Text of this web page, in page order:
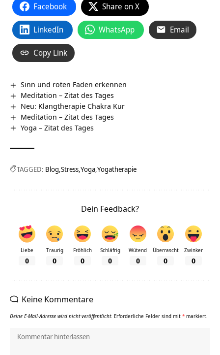
Facebook Share on X
LinkedIn WhatsApp Email
Copy Link
Sinn und roten Faden erkennen
Meditation – Zitat des Tages
Neu: Klangtherapie Chakra Kur
Meditation – Zitat des Tages
Yoga – Zitat des Tages
TAGGED: Blog Stress Yoga Yogatherapie
Dein Feedback?
Liebe
0
Traurig
0
Fröhlich
0
Schläfrig
0
Wütend
0
Überrascht
0
Zwinker
0
Keine Kommentare
Deine E-Mail-Adresse wird nicht veröffentlicht. Erforderliche Felder sind mit * markiert.